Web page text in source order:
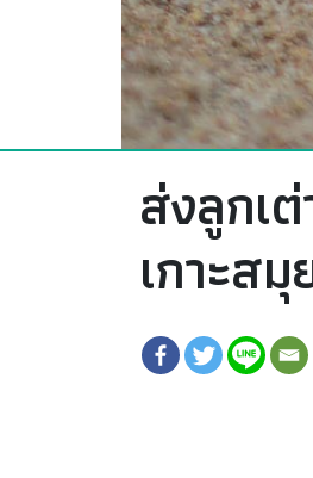
ส่งลูกเ
เกาะสมุ